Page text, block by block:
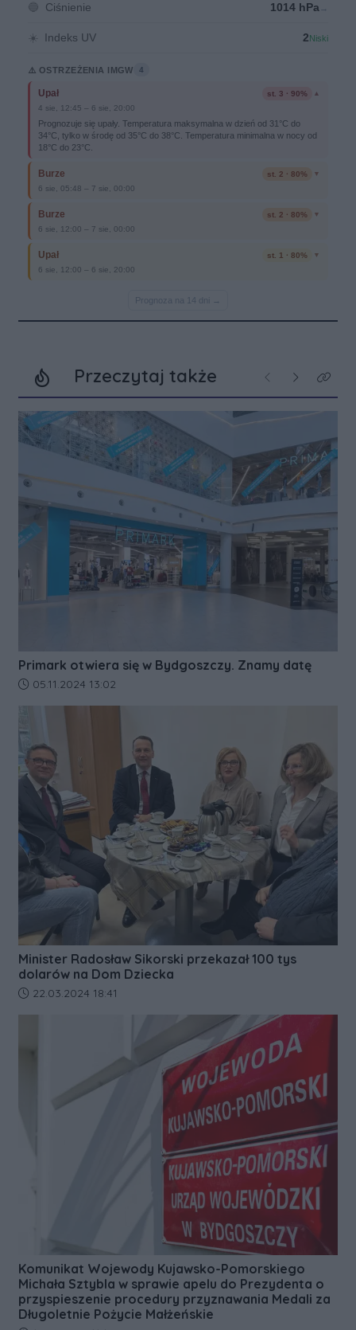
Przeczytaj także Poprzednie
NastępneKliknij
Primark otwiera się w Bydgoszczy. Znamy datę
Data dodania artykułu:
05.11.2024 13:02
Minister Radosław Sikorski przekazał 100 tys
dolarów na Dom Dziecka
Data dodania artykułu:
22.03.2024 18:41
Komunikat Wojewody Kujawsko-Pomorskiego
Michała Sztybla w sprawie apelu do Prezydenta o
przyspieszenie procedury przyznawania Medali za
Długoletnie Pożycie Małżeńskie